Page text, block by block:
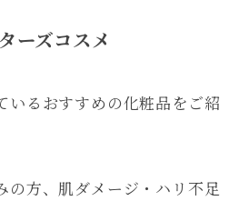
ーズコスメ
いるおすすめの化粧品をご紹
の方、肌ダメージ・ハリ不足